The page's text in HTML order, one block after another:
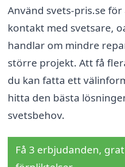
Använd svets-pris.se
kontakt med svetsare,
handlar om mindre
större projekt. Att få
du kan fatta ett
hitta den bästa
svetsbehov.
Få 3 erbjudanden,